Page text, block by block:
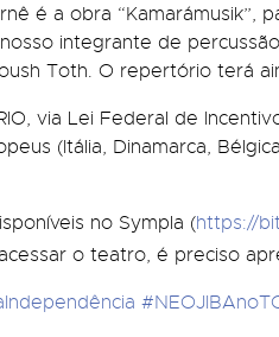
é a obra
integrante de
Toth. O repertório terá
via Lei Federal de
(Itália, Dinamarca,
no Sympla (https://
o teatro, é preciso